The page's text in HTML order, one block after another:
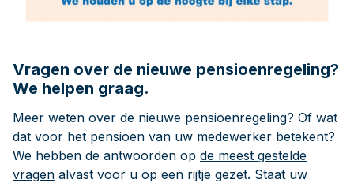
Vragen over de nieuwe pensioenregeling?
We helpen graag.
Meer weten over de nieuwe pensioenregeling? Of wat
dat voor het pensioen van uw medewerker betekent?
We hebben de antwoorden op de meest gestelde
vragen alvast voor u op een rijtje gezet. Staat uw